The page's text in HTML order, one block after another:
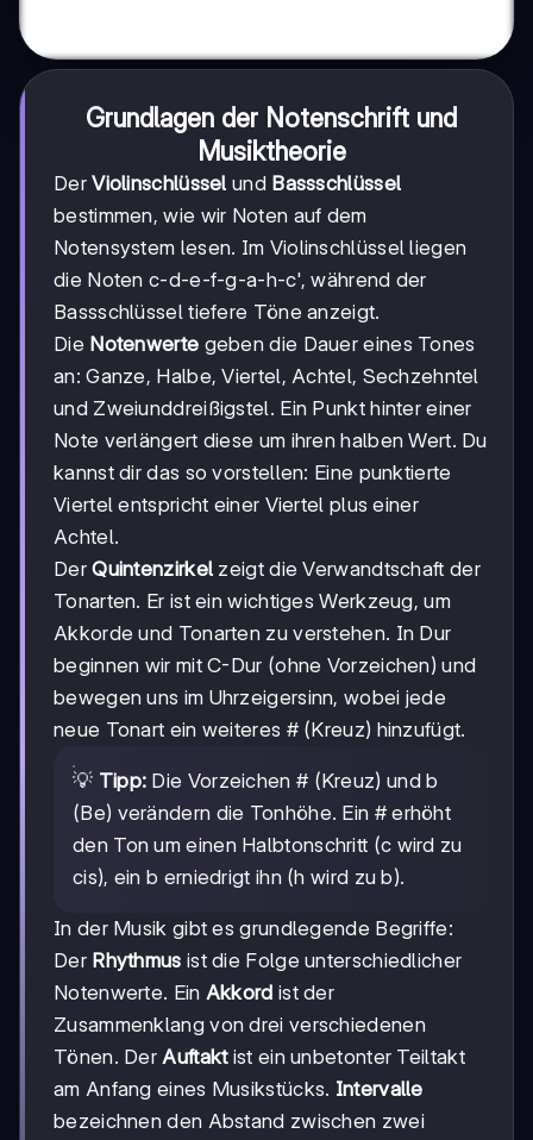
Grundlagen der Notenschrift und
Musiktheorie
DerViolinschlüssel und Bassschlüssel
bestimmen, wie wir Noten auf dem
Notensystem lesen. Im Violinschlüssel liegen
die Noten c-d-e-f-g-a-h-c', während der
Bassschlüssel tiefere Töne anzeigt.
Die Notenwerte geben die Dauer eines Tones
an: Ganze, Halbe, Viertel, Achtel, Sechzehntel
und Zweiunddreißigstel. Ein Punkt hinter einer
Note verlängert diese um ihren halben Wert. Du
kannst dir das so vorstellen: Eine punktierte
Viertel entspricht einer Viertel plus einer
Achtel.
DerQuintenzirkel zeigt die Verwandtschaft der
Tonarten. Er ist ein wichtiges Werkzeug, um
Akkorde und Tonarten zu verstehen. In Dur
beginnen wir mit C-Dur (ohne Vorzeichen) und
bewegen uns im Uhrzeigersinn, wobei jede
neue Tonart ein weiteres # (Kreuz) hinzufügt.
💡 Tipp: Die Vorzeichen # (Kreuz) und b
(Be) verändern die Tonhöhe. Ein # erhöht
den Ton um einen Halbtonschritt (c wird zu
cis), ein b erniedrigt ihn (h wird zu b).
In der Musik gibt es grundlegende Begriffe:
Der Rhythmus ist die Folge unterschiedlicher
Notenwerte. Ein Akkord ist der
Zusammenklang von drei verschiedenen
Tönen. DerAuftaktist ein unbetonter Teiltakt
am Anfang eines Musikstücks. Intervalle
bezeichnen den Abstand zwischen zwei